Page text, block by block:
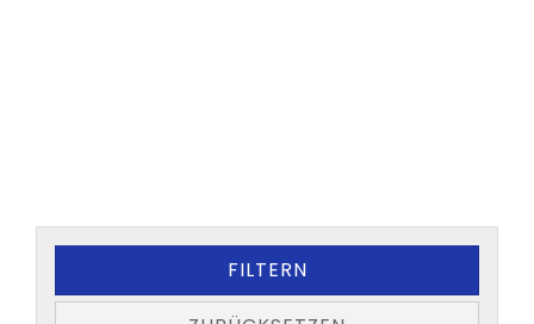
FILTERN